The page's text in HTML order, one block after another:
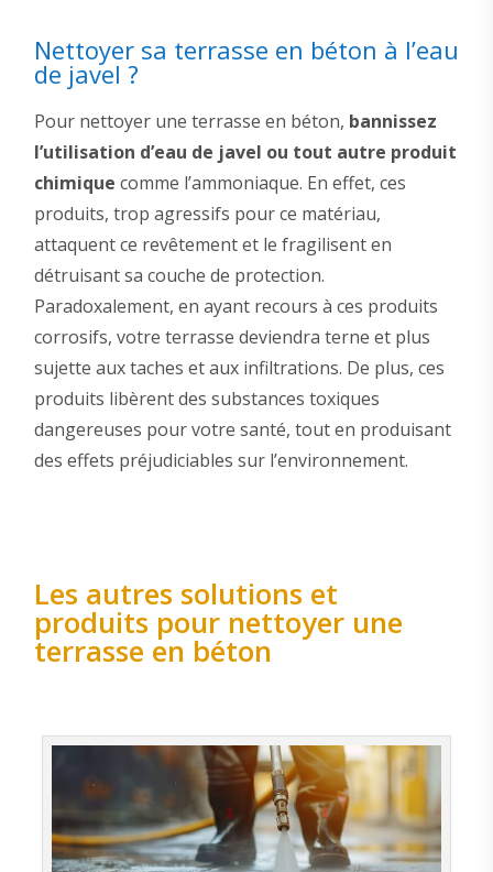
Nettoyer sa terrasse en béton à l’eau
de javel ?
Pour nettoyer une terrasse en béton, bannissez
l’utilisation d’eau de javel ou tout autre produit
chimique comme l’ammoniaque. En effet, ces
produits, trop agressifs pour ce matériau,
attaquent ce revêtement et le fragilisent en
détruisant sa couche de protection.
Paradoxalement, en ayant recours à ces produits
corrosifs, votre terrasse deviendra terne et plus
sujette aux taches et aux infiltrations. De plus, ces
produits libèrent des substances toxiques
dangereuses pour votre santé, tout en produisant
des effets préjudiciables sur l’environnement.
Les autres solutions et
produits pour nettoyer une
terrasse en béton